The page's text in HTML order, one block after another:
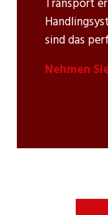
Transport
sind das
Nehmen